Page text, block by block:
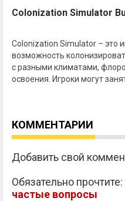
Colonization Simulator
Colonization Simulator – это
возможность
с разными климатами,
освоения. Игроки могут
КОММЕНТАРИИ
Добавить свой
Обязательно прочтите:
частые вопросы